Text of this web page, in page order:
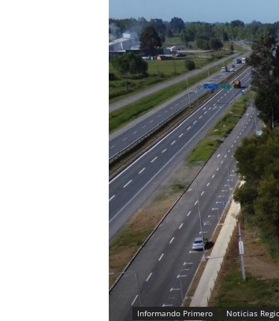
Informando Primero Noticias